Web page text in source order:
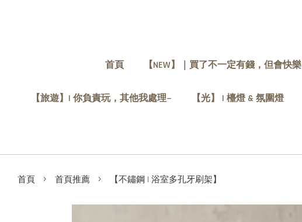
首頁 【NEW】｜買了不一定有錢，但會快樂
【旅遊】| 你負責玩，其他我處理~ 【光】 | 檯燈 & 氛圍燈
首頁 › 首頁推薦 › 【不鏽鋼 | 浴室多孔牙刷架】